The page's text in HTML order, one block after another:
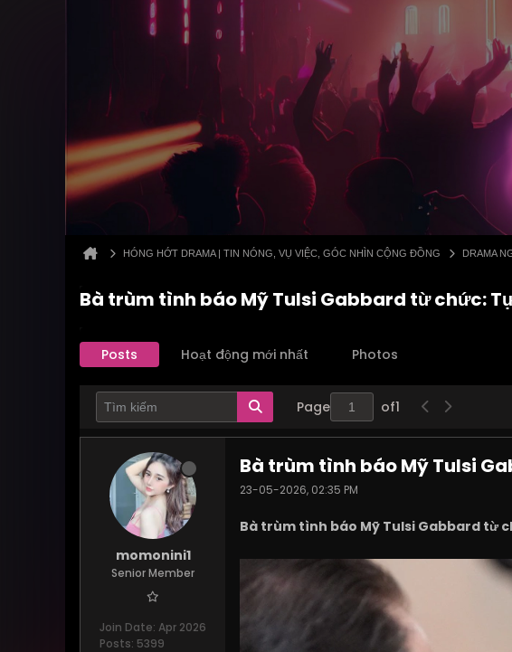
HÓNG HỚT DRAMA | TIN NÓNG, VỤ VIỆC, GÓC NHÌN CỘNG ĐỒNG DRAMA
Bà trùm tình báo Mỹ Tulsi Gabbard từ chức:
Posts Hoạt động mới nhất Photos
Page of1
momonini1
Senior Member
Join Date: Apr 2026
Posts: 5399
Bà trùm tình báo Mỹ Tulsi
23-05-2026, 02:35 PM
Bà trùm tình báo Mỹ Tulsi Gabbard từ